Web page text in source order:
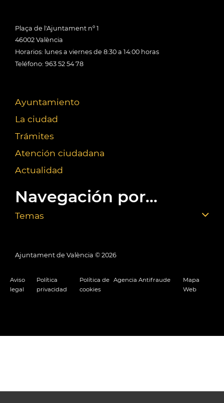
Plaça de l'Ajuntament nº 1
46002 València
Horarios: lunes a viernes de 8:30 a 14:00 horas
Teléfono: 963 52 54 78
Ayuntamiento
La ciudad
Trámites
Atención ciudadana
Actualidad
Navegación por...
Temas
Ajuntament de València © 2026
Aviso
legal
Política
privacidad
Política de
cookies
Agencia Antifraude
Mapa
Web